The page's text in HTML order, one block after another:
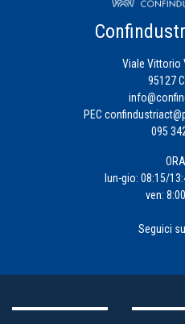
Viale Vittorio
95127
PEC
095
lun-gio: 08:15/
ven:
Seguici su